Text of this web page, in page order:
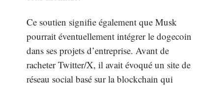
Ce soutien signifie également que Musk
pourrait éventuellement intégrer le dogecoin
dans ses projets d’entreprise. Avant de
racheter Twitter/X, il avait évoqué un site de
réseau social basé sur la blockchain qui